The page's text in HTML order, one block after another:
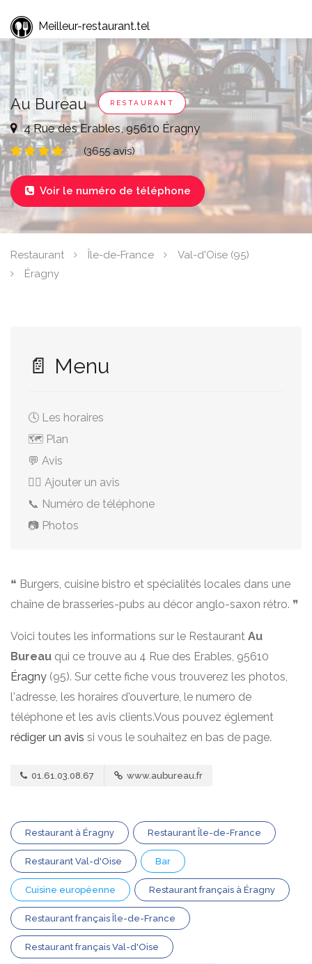
Meilleur-restaurant.tel
Au Bureau RESTAURANT
4 Rue des Erables, 95610 Éragny
(3655 avis)
 Voir le numéro de téléphone
Restaurant Île-de-France
Val-d'Oise (95)
Éragny
📄 Menu
🕓 Les horaires
🗺️ Plan
💬 Avis
✍🏻 Ajouter un avis
📞 Numéro de téléphone
📷 Photos
❝ Burgers, cuisine bistro et spécialités locales dans une
chaîne de brasseries-pubs au décor anglo-saxon rétro. ❞
Voici toutes les informations sur le Restaurant Au
Bureau qui ce trouve au 4 Rue des Erables, 95610
Éragny (95). Sur cette fiche vous trouverez les photos,
l'adresse, les horaires d'ouverture, le numero de
téléphone et les avis clients.Vous pouvez églement
rédiger un avis si vous le souhaitez en bas de page.
01.61.03.08.67 www.aubureau.fr
Restaurant à Éragny Restaurant Île-de-France
Restaurant Val-d'Oise Bar
Cuisine européenne Restaurant français à Éragny
Restaurant français Île-de-France
Restaurant français Val-d'Oise